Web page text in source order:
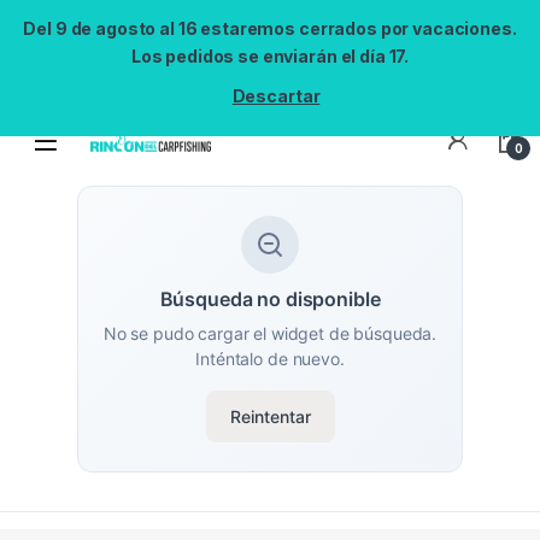
Del 9 de agosto al 16 estaremos cerrados por vacaciones.
Los pedidos se enviarán el día 17.
Descartar
0
Búsqueda no disponible
No se pudo cargar el widget de búsqueda.
Inténtalo de nuevo.
Reintentar